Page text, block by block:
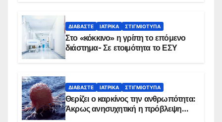
ΔΙΑΒΆΣΤΕ ΙΑΤΡΙΚΆ ΣΤΙΓΜΙΌΤΥΠΑ
Στο «κόκκινο» η γρίπη το επόμενο
διάστημα- Σε ετοιμότητα το ΕΣΥ
ΔΙΑΒΆΣΤΕ ΙΑΤΡΙΚΆ ΣΤΙΓΜΙΌΤΥΠΑ
Θερίζει ο καρκίνος την ανθρωπότητα:
Άκρως ανησυχητική η πρόβλεψη…